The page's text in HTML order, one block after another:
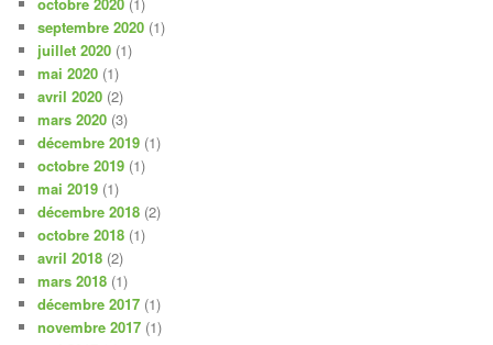
septembre 2020 (1)
juillet 2020 (1)
mai 2020 (1)
avril 2020 (2)
mars 2020 (3)
décembre 2019 (1)
octobre 2019 (1)
mai 2019 (1)
décembre 2018 (2)
octobre 2018 (1)
avril 2018 (2)
mars 2018 (1)
décembre 2017 (1)
novembre 2017 (1)